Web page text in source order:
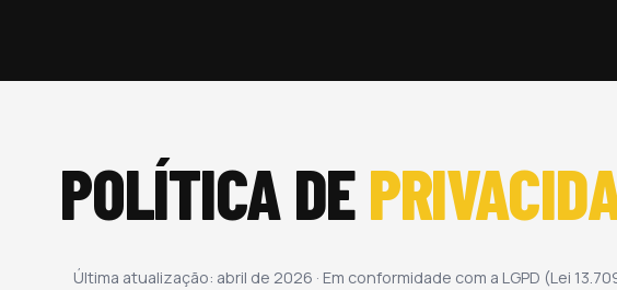
POLÍTICA DE
Última atualização: abril de 2026 · Em conformidade com a LGPD (Lei